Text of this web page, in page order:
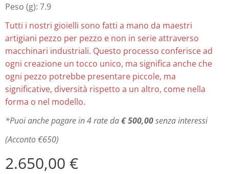
Peso (g): 7.9
Tutti i nostri gioielli sono fatti a mano da maestri
artigiani pezzo per pezzo e non in serie attraverso
macchinari industriali. Questo processo conferisce ad
ogni creazione un tocco unico, ma significa anche che
ogni pezzo potrebbe presentare piccole, ma
significative, diversità rispetto a un altro, come nella
forma o nel modello.
*Puoi anche pagare in 4 rate da€ 500,00senza interessi
(Acconto €650)
2.650,00 €